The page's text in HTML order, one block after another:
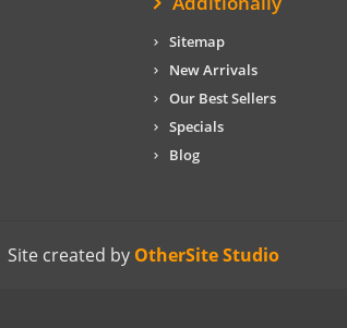
Sitemap
New Arrivals
Our Best Sellers
Specials
Blog
Site created by OtherSite Studio